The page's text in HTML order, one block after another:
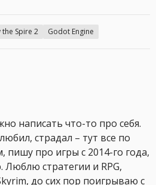
the Spire 2 Godot Engine
написать что-то про себя.
страдал – тут все по
пишу про игры с 2014-го года,
Люблю стратегии и RPG,
до сих пор поигрываю с